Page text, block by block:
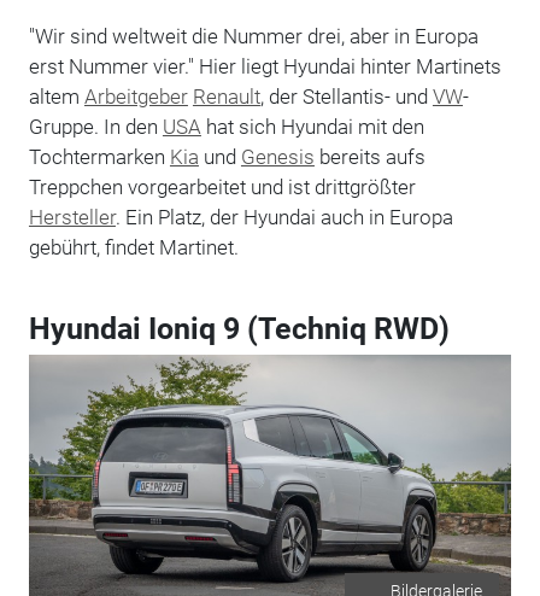
"Wir sind weltweit die Nummer drei, aber in Europa
erst Nummer vier." Hier liegt Hyundai hinter Martinets
altem Arbeitgeber Renault, der Stellantis- und VW-
Gruppe. In den USA hat sich Hyundai mit den
Tochtermarken Kia und Genesis bereits aufs
Treppchen vorgearbeitet und ist drittgrößter
Hersteller. Ein Platz, der Hyundai auch in Europa
gebührt, findet Martinet.
Hyundai Ioniq 9 (Techniq RWD)
Bildergalerie